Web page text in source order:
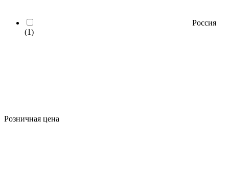
Россия
(1)
Розничная цена